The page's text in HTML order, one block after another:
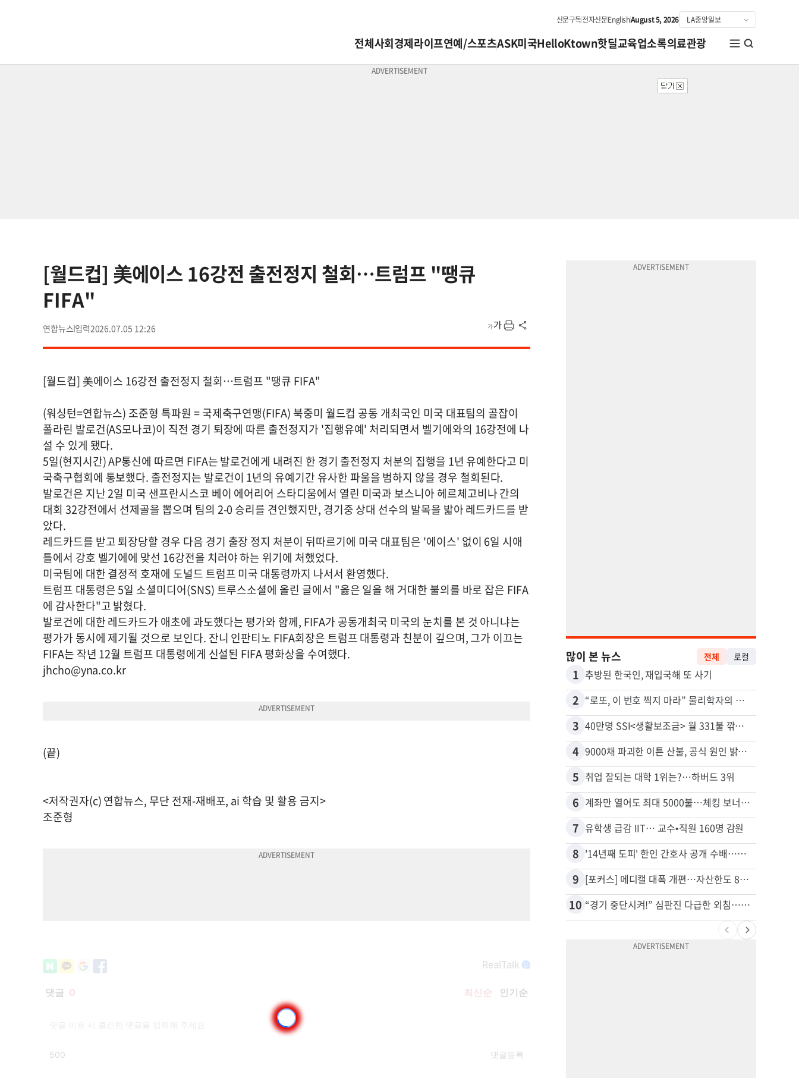
신문구독전자신문EnglishAugust 5, 2026
전체사회경제라이프연예/스포츠ASK미국HelloKtown핫딜교육업소록의료관광
[월드컵] 美에이스 16강전 출전정지 철회…트럼프 "땡큐
FIFA"
연합뉴스 2026.07.05 12:26
[월드컵] 美에이스 16강전 출전정지 철회…트럼프 "땡큐 FIFA"
(워싱턴=연합뉴스) 조준형 특파원 = 국제축구연맹(FIFA) 북중미 월드컵 공동 개최국인 미국 대표팀의 골잡이
폴라린 발로건(AS모나코)이 직전 경기 퇴장에 따른 출전정지가 '집행유예' 처리되면서 벨기에와의 16강전에 나
설 수 있게 됐다.
5일(현지시간) AP통신에 따르면 FIFA는 발로건에게 내려진 한 경기 출전정지 처분의 집행을 1년 유예한다고 미
국축구협회에 통보했다. 출전정지는 발로건이 1년의 유예기간 유사한 파울을 범하지 않을 경우 철회된다.
발로건은 지난 2일 미국 샌프란시스코 베이 에어리어 스타디움에서 열린 미국과 보스니아 헤르체고비나 간의
대회 32강전에서 선제골을 뽑으며 팀의 2-0 승리를 견인했지만, 경기중 상대 선수의 발목을 밟아 레드카드를 받
았다.
레드카드를 받고 퇴장당할 경우 다음 경기 출장 정지 처분이 뒤따르기에 미국 대표팀은 '에이스' 없이 6일 시애
틀에서 강호 벨기에에 맞선 16강전을 치러야 하는 위기에 처했었다.
미국팀에 대한 결정적 호재에 도널드 트럼프 미국 대통령까지 나서서 환영했다.
트럼프 대통령은 5일 소셜미디어(SNS) 트루스소셜에 올린 글에서 "옳은 일을 해 거대한 불의를 바로 잡은 FIFA
에 감사한다"고 밝혔다.
발로건에 대한 레드카드가 애초에 과도했다는 평가와 함께, FIFA가 공동개최국 미국의 눈치를 본 것 아니냐는
평가가 동시에 제기될 것으로 보인다. 잔니 인판티노 FIFA회장은 트럼프 대통령과 친분이 깊으며, 그가 이끄는
FIFA는 작년 12월 트럼프 대통령에게 신설된 FIFA 평화상을 수여했다.
jhcho@yna.co.kr
(끝)
<저작권자(c) 연합뉴스, 무단 전재-재배포, ai 학습 및 활용 금지>
조준형
많이 본 뉴스 전체 로컬
1 추방된 한국인, 재입국해 또 사기
2 “로또, 이 번호 찍지 마라” 물리학자의 당첨금 높이는 비밀
3 40만명 SSI<생활보조금> 월 331불 깎이나
4 9000채 파괴한 이튼 산불, 공식 원인 밝혀졌다
5 취업 잘되는 대학 1위는?…하버드 3위
6 계좌만 열어도 최대 5000불…체킹 보너스 무한 경쟁
7 유학생 급감 IIT… 교수•직원 160명 감원
8 '14년째 도피' 한인 간호사 공개 수배…메디케어 사기 유죄
9 [포커스] 메디캘 대폭 개편…자산한도 84% 축소
10 “경기 중단시켜!” 심판진 다급한 외침…폭염에 야구팬 쓰러졌다